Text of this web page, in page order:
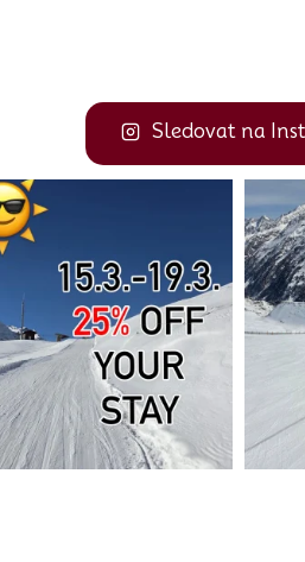
Sledovat na